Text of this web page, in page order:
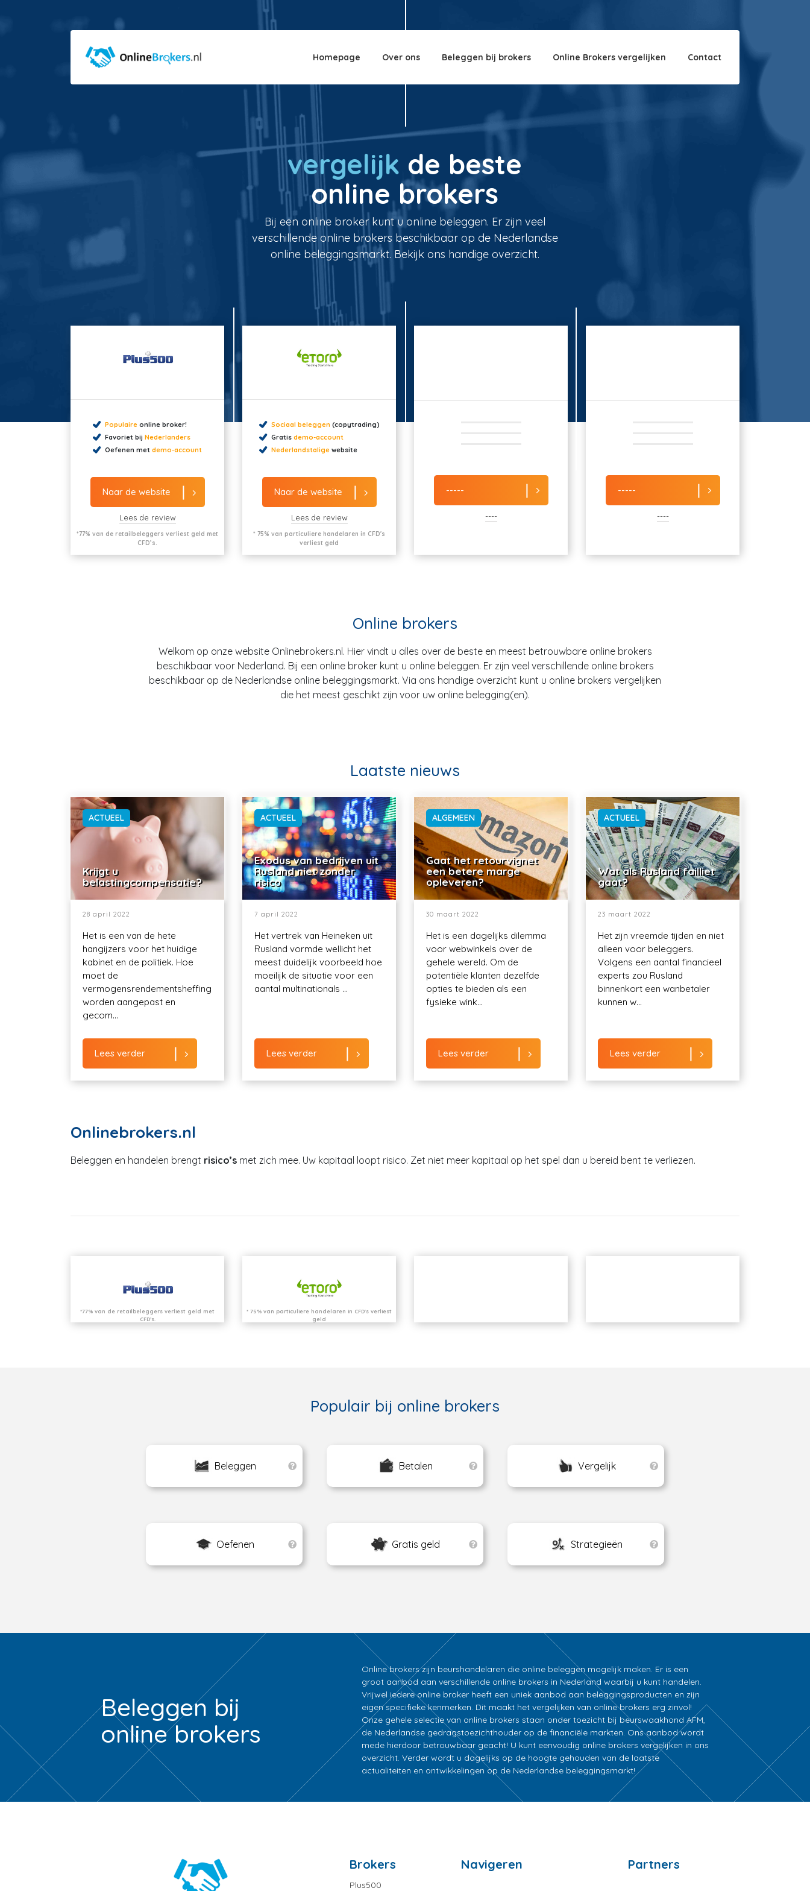
Homepage Over ons Beleggen bij brokers Online Brokers vergelijken Contact
vergelijk de beste
online brokers
Bij een online broker kunt u online beleggen. Er zijn veel
verschillende online brokers beschikbaar op de Nederlandse
online beleggingsmarkt. Bekijk ons handige overzicht.
Populaire online broker!
Favoriet bij Nederlanders
Oefenen met demo-account
Naar de website
Lees de review
*77% van de retailbeleggers verliest geld met
CFD’s.
Sociaal beleggen (copytrading)
Gratis demo-account
Nederlandstaligewebsite
Naar de website
Lees de review
* 75% van particuliere handelaren in CFD's
verliest geld
-----
----
-----
----
Online brokers
Welkom op onze website Onlinebrokers.nl. Hier vindt u alles over de beste en meest betrouwbare online brokers
beschikbaar voor Nederland. Bij een online broker kunt u online beleggen. Er zijn veel verschillende online brokers
beschikbaar op de Nederlandse online beleggingsmarkt. Via ons handige overzicht kunt u online brokers vergelijken
die het meest geschikt zijn voor uw online belegging(en).
Laatste nieuws
ACTUEEL
Krijgt u
belastingcompensatie?
28 april 2022
Het is een van de hete
hangijzers voor het huidige
kabinet en de politiek. Hoe
moet de
vermogensrendementsheffing
worden aangepast en
gecom...
Lees verder
ACTUEEL
Exodus van bedrijven uit
Rusland niet zonder
risico
7 april 2022
Het vertrek van Heineken uit
Rusland vormde wellicht het
meest duidelijk voorbeeld hoe
moeilijk de situatie voor een
aantal multinationals ...
Lees verder
ALGEMEEN
Gaat het retourvignet
een betere marge
opleveren?
30 maart 2022
Het is een dagelijks dilemma
voor webwinkels over de
gehele wereld. Om de
potentiële klanten dezelfde
opties te bieden als een
fysieke wink...
Lees verder
ACTUEEL
Wat als Rusland failliet
gaat?
23 maart 2022
Het zijn vreemde tijden en niet
alleen voor beleggers.
Volgens een aantal financieel
experts zou Rusland
binnenkort een wanbetaler
kunnen w...
Lees verder
Onlinebrokers.nl
Beleggen en handelen brengt risico’s met zich mee. Uw kapitaal loopt risico. Zet niet meer kapitaal op het spel dan u bereid bent te verliezen.
*77% van de retailbeleggers verliest geld met
CFD’s.
* 75% van particuliere handelaren in CFD's verliest
geld
Populair bij online brokers
Beleggen Betalen Vergelijk
Oefenen Gratis geld Strategieën
Beleggen bij
online brokers
Online brokers zijn beurshandelaren die online beleggen mogelijk maken. Er is een
groot aanbod aan verschillende online brokers in Nederland waarbij u kunt handelen.
Vrijwel iedere online broker heeft een uniek aanbod aan beleggingsproducten en zijn
eigen specifieke kenmerken. Dit maakt het vergelijken van online brokers erg zinvol!
Onze gehele selectie van online brokers staan onder toezicht bij beurswaakhond AFM,
de Nederlandse gedragstoezichthouder op de financiële markten. Ons aanbod wordt
mede hierdoor betrouwbaar geacht! U kunt eenvoudig online brokers vergelijken in ons
overzicht. Verder wordt u dagelijks op de hoogte gehouden van de laatste
actualiteiten en ontwikkelingen op de Nederlandse beleggingsmarkt!
Brokers
Plus500
Navigeren Partners